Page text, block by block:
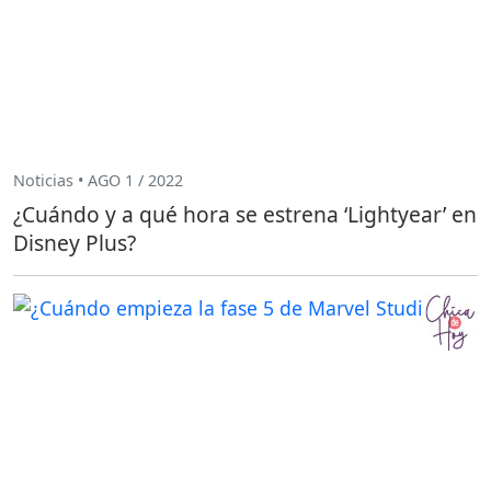
Noticias • AGO 1 / 2022
¿Cuándo y a qué hora se estrena ‘Lightyear’ en
Disney Plus?